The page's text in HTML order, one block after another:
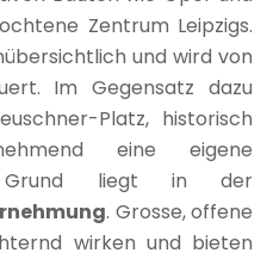
Zentrum Leipzigs.
und wird von
Im Gegensatz dazu
Platz, historisch
eine eigene
Grund liegt in der
. Grosse, offene
wirken und bieten